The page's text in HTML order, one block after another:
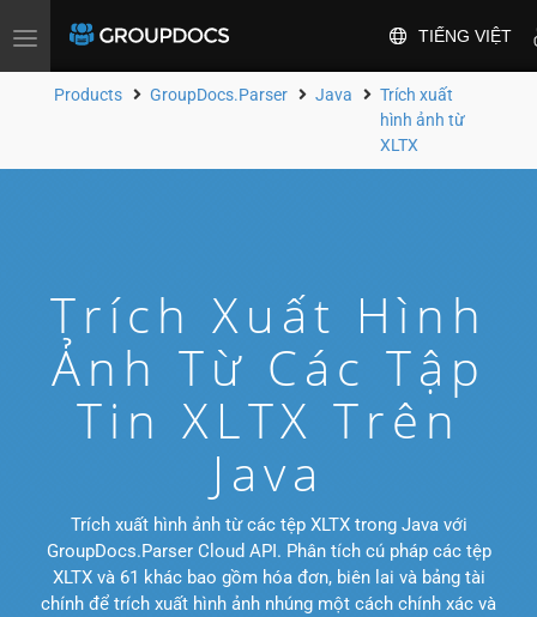
Toggle
TIẾNG VIỆT
Products GroupDocs.Parser Java
Trích xuất
hình ảnh từ
XLTX
Trích Xuất Hình
Ảnh Từ Các Tập
Tin XLTX Trên
Java
Trích xuất hình ảnh từ các tệp XLTX trong Java với
GroupDocs.Parser Cloud API. Phân tích cú pháp các tệp
XLTX và 61 khác bao gồm hóa đơn, biên lai và bảng tài
chính để trích xuất hình ảnh nhúng một cách chính xác và